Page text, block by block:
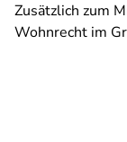
Zusätzlich zum
Wohnrecht im